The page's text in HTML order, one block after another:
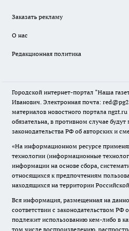
Заказать рекламу
О нас
Редакционная политика
Городской интернет-портал "Наша
Иванович. Электронная почта:
материалов новостного портала ngzt.ru
обязательна, в противном случае
законодательства РФ об авторских и
«На информационном ресурсе
технологии (информационные
информации на основе сбора,
относящихся к предпочтениям
находящихся на территории
Вся информация, размещенная на
соответствии с законодательством РФ
подлежит использованию кем-либо в
том числе воспроизведению,